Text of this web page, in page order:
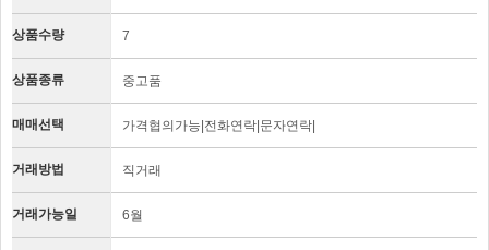
상품수량 7
상품종류 중고품
매매선택 가격협의가능|전화연락|문자연락|
거래방법 직거래
거래가능일 6월